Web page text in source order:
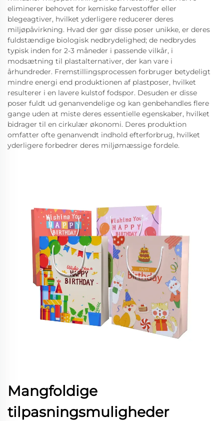
eliminerer behovet for kemiske farvestoffer eller
blegeagtiver, hvilket yderligere reducerer deres
miljøpåvirkning. Hvad der gør disse poser unikke, er deres
fuldstændige biologisk nedbrydelighed; de nedbrydes
typisk inden for 2-3 måneder i passende vilkår, i
modsætning til plastalternativer, der kan vare i
århundreder. Fremstillingsprocessen forbruger betydeligt
mindre energi end produktionen af plastposer, hvilket
resulterer i en lavere kulstof fodspor. Desuden er disse
poser fuldt ud genanvendelige og kan genbehandles flere
gange uden at miste deres essentielle egenskaber, hvilket
bidrager til en cirkulær økonomi. Deres produktion
omfatter ofte genanvendt indhold efterforbrug, hvilket
yderligere forbedrer deres miljømæssige fordele.
Mangfoldige
tilpasningsmuligheder